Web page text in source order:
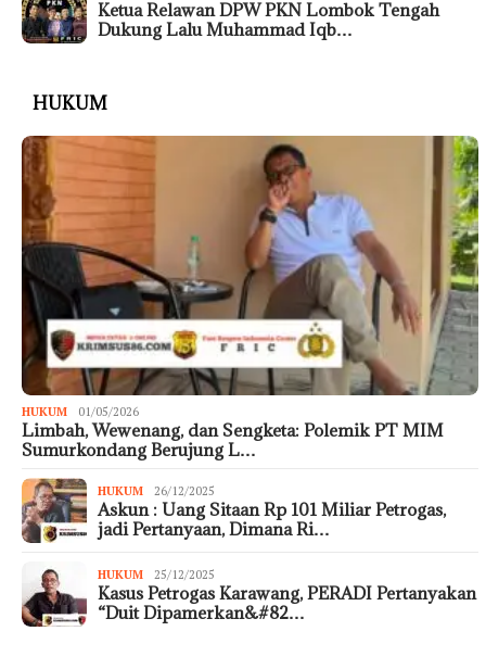
Ketua Relawan DPW PKN Lombok Tengah
Dukung Lalu Muhammad Iqb…
HUKUM
HUKUM 01/05/2026
Limbah, Wewenang, dan Sengketa: Polemik PT MIM
Sumurkondang Berujung L…
HUKUM 26/12/2025
Askun : Uang Sitaan Rp 101 Miliar Petrogas,
jadi Pertanyaan, Dimana Ri…
HUKUM 25/12/2025
Kasus Petrogas Karawang, PERADI Pertanyakan
“Duit Dipamerkan&#82…